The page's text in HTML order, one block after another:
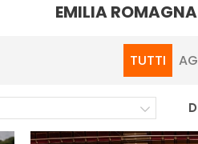
EMILIA
TUTTI